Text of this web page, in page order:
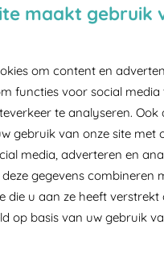
maakt gebruik
om content en
functies voor social media
te analyseren. Ook
gebruik van onze site met
media, adverteren en
gegevens combineren
die u aan ze heeft verstrekt
op basis van uw gebruik
van 1,5 meter een
onder speeltoestellen
rubber tegels of
in de openbare ruimte
een typekeuring, -plaatje
door een